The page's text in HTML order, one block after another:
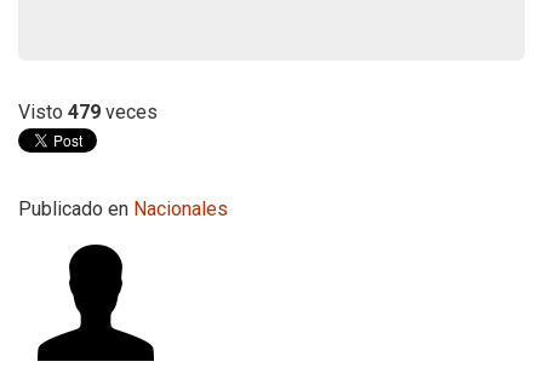
Visto 479 veces
Publicado en Nacionales